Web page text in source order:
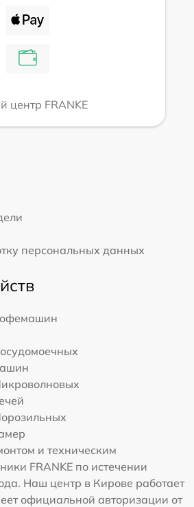
центр FRANKE
персональных данных
и техническим
FRANKE по истечении
Наш центр в Кирове работает
официальной авторизации от